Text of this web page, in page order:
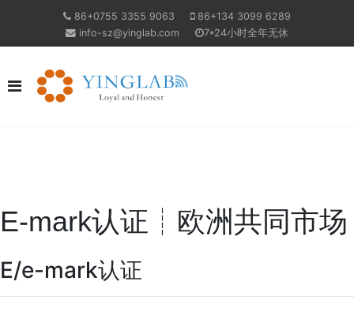
86+0755 3355 9063
86+134 3099 6289
info-sz@yinglab.com
7*24小时全年无休
E-mark认证┊欧洲共同市场
E/e-mark认证